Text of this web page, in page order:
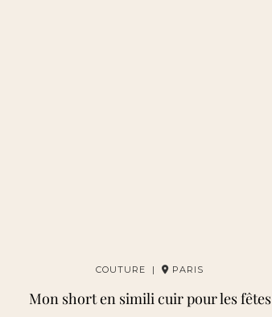
COUTURE | PARIS
Mon short en simili cuir pour les fêtes